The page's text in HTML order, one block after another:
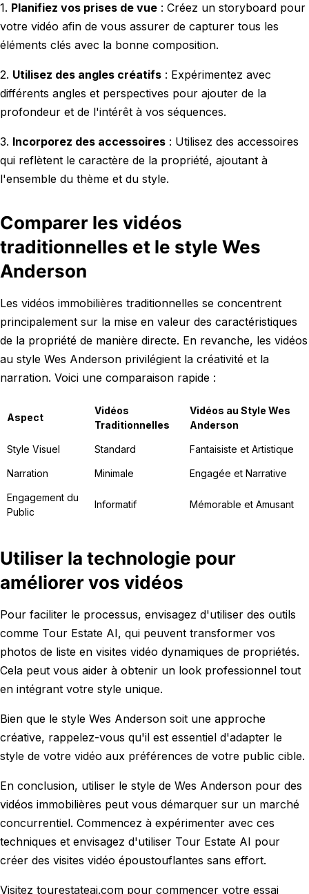
1. Planifiez vos prises de vue : Créez un storyboard pour
votre vidéo afin de vous assurer de capturer tous les
éléments clés avec la bonne composition.
2. Utilisez des angles créatifs : Expérimentez avec
différents angles et perspectives pour ajouter de la
profondeur et de l'intérêt à vos séquences.
3. Incorporez des accessoires : Utilisez des accessoires
qui reflètent le caractère de la propriété, ajoutant à
l'ensemble du thème et du style.
Comparer les vidéos
traditionnelles et le style Wes
Anderson
Les vidéos immobilières traditionnelles se concentrent
principalement sur la mise en valeur des caractéristiques
de la propriété de manière directe. En revanche, les vidéos
au style Wes Anderson privilégient la créativité et la
narration. Voici une comparaison rapide :
Aspect
Vidéos
Traditionnelles
Vidéos au Style Wes
Anderson
Style Visuel Standard Fantaisiste et Artistique
Narration Minimale Engagée et Narrative
Engagement du
Public
Informatif Mémorable et Amusant
Utiliser la technologie pour
améliorer vos vidéos
Pour faciliter le processus, envisagez d'utiliser des outils
comme Tour Estate AI, qui peuvent transformer vos
photos de liste en visites vidéo dynamiques de propriétés.
Cela peut vous aider à obtenir un look professionnel tout
en intégrant votre style unique.
Bien que le style Wes Anderson soit une approche
créative, rappelez-vous qu'il est essentiel d'adapter le
style de votre vidéo aux préférences de votre public cible.
En conclusion, utiliser le style de Wes Anderson pour des
vidéos immobilières peut vous démarquer sur un marché
concurrentiel. Commencez à expérimenter avec ces
techniques et envisagez d'utiliser Tour Estate AI pour
créer des visites vidéo époustouflantes sans effort.
Visitez tourestateai.com pour commencer votre essai